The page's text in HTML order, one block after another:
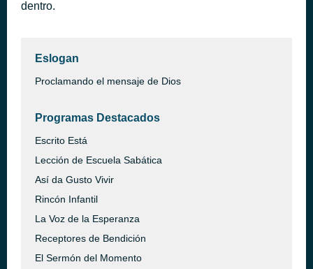
dentro.
Eslogan
Proclamando el mensaje de Dios
Programas Destacados
Escrito Está
Lección de Escuela Sabática
Así da Gusto Vivir
Rincón Infantil
La Voz de la Esperanza
Receptores de Bendición
El Sermón del Momento